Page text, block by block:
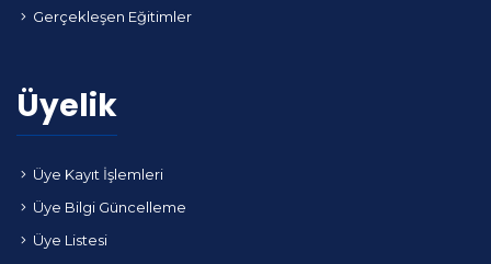
Gerçekleşen Eğitimler
Üyelik
Üye Kayıt İşlemleri
Üye Bilgi Güncelleme
Üye Listesi